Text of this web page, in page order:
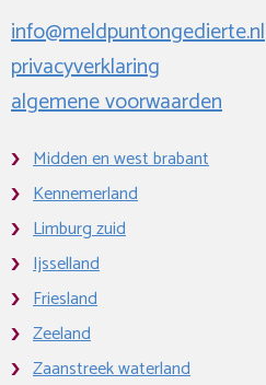
info@meldpuntongedierte.nl
privacyverklaring
algemene voorwaarden
Midden en west brabant
Kennemerland
Limburg zuid
Ijsselland
Friesland
Zeeland
Zaanstreek waterland